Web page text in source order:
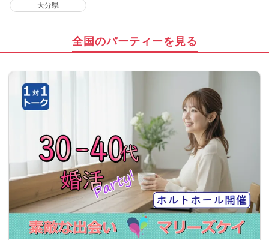
大分県
全国のパーティーを見る